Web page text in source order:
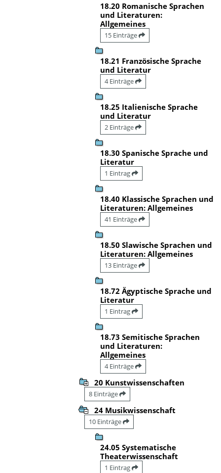
18.20 Romanische Sprachen
und Literaturen:
Allgemeines
15 Einträge
18.21 Französische Sprache
und Literatur
4 Einträge
18.25 Italienische Sprache
und Literatur
2 Einträge
18.30 Spanische Sprache und
Literatur
1 Eintrag
18.40 Klassische Sprachen und
Literaturen: Allgemeines
41 Einträge
18.50 Slawische Sprachen und
Literaturen: Allgemeines
13 Einträge
18.72 Ägyptische Sprache und
Literatur
1 Eintrag
18.73 Semitische Sprachen
und Literaturen:
Allgemeines
4 Einträge
20 Kunstwissenschaften
8 Einträge
24 Musikwissenschaft
10 Einträge
24.05 Systematische
Theaterwissenschaft
1 Eintrag